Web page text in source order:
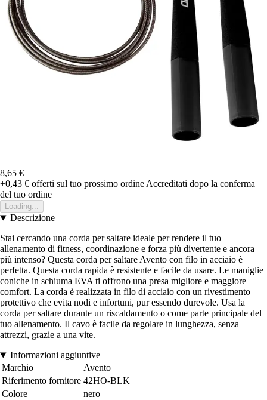
8,65 €
+0,43 € offerti sul tuo prossimo ordine Accreditati dopo la conferma
del tuo ordine
Loading...
Descrizione
Stai cercando una corda per saltare ideale per rendere il tuo
allenamento di fitness, coordinazione e forza più divertente e ancora
più intenso? Questa corda per saltare Avento con filo in acciaio è
perfetta. Questa corda rapida è resistente e facile da usare. Le maniglie
coniche in schiuma EVA ti offrono una presa migliore e maggiore
comfort. La corda è realizzata in filo di acciaio con un rivestimento
protettivo che evita nodi e infortuni, pur essendo durevole. Usa la
corda per saltare durante un riscaldamento o come parte principale del
tuo allenamento. Il cavo è facile da regolare in lunghezza, senza
attrezzi, grazie a una vite.
Informazioni aggiuntive
Marchio
Avento
Riferimento fornitore 42HO-BLK
Colore
nero